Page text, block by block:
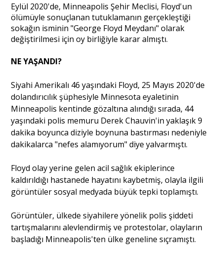
Dosya Haber
Ankara Analiz
Eylül 2020'de, Minneapolis Şehir Meclisi, Floyd'un
ölümüyle sonuçlanan tutuklamanın gerçekleştiği
sokağın isminin "George Floyd Meydanı" olarak
değiştirilmesi için oy birliğiyle karar almıştı.
NE YAŞANDI?
Siyahi Amerikalı 46 yaşındaki Floyd, 25 Mayıs 2020'de
dolandırıcılık şüphesiyle Minnesota eyaletinin
Minneapolis kentinde gözaltına alındığı sırada, 44
yaşındaki polis memuru Derek Chauvin'in yaklaşık 9
dakika boyunca diziyle boynuna bastırması nedeniyle
dakikalarca "nefes alamıyorum" diye yalvarmıştı.
Floyd olay yerine gelen acil sağlık ekiplerince
kaldırıldığı hastanede hayatını kaybetmiş, olayla ilgili
görüntüler sosyal medyada büyük tepki toplamıştı.
Görüntüler, ülkede siyahilere yönelik polis şiddeti
tartışmalarını alevlendirmiş ve protestolar, olayların
başladığı Minneapolis'ten ülke geneline sıçramıştı.